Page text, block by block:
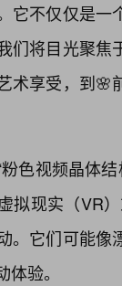
它不仅仅是
们将目光聚
术享受，到
色视频晶体
拟现实（VR
。它们可能
验。